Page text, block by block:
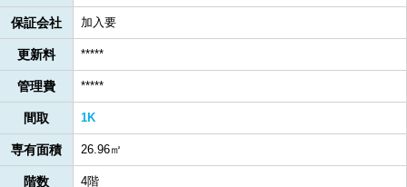
保証会社 加入要
更新料 *****
管理費 *****
間取 1K
専有面積 26.96㎡
階数 4階